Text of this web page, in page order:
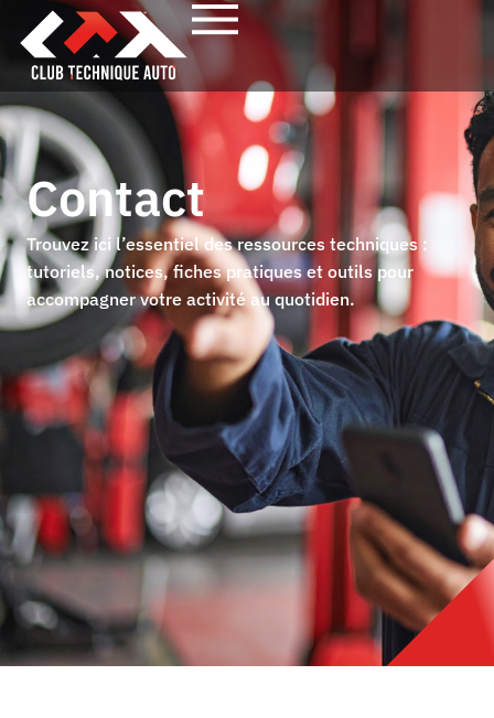
Contact
Trouvez ici l’essentiel des ressources techniques :
tutoriels, notices, fiches pratiques et outils pour
accompagner votre activité au quotidien.